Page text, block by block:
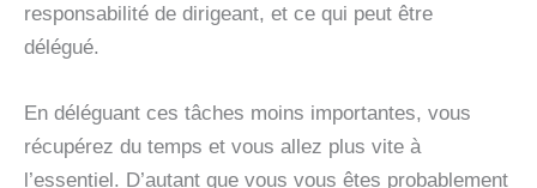
responsabilité de dirigeant, et ce qui peut être
délégué.
En déléguant ces tâches moins importantes, vous
récupérez du temps et vous allez plus vite à
l’essentiel. D’autant que vous vous êtes probablement